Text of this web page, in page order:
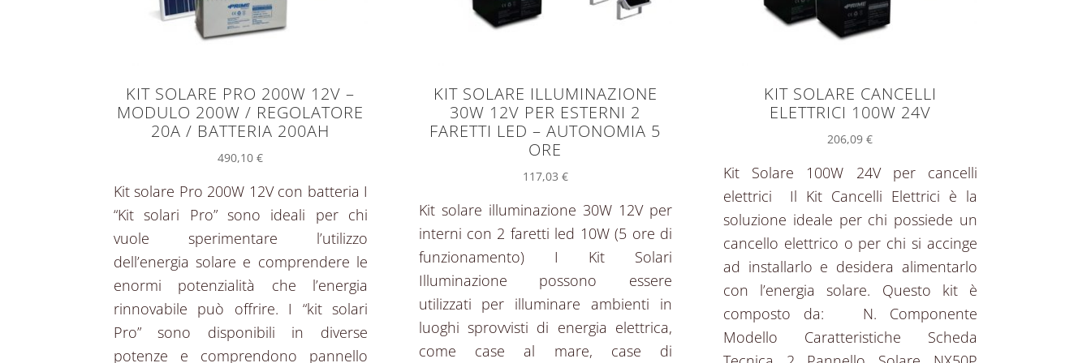
KIT SOLARE PRO 200W 12V –
MODULO 200W / REGOLATORE
20A / BATTERIA 200AH
490,10€
Kit solare Pro 200W 12V con batteria I
“Kit solari Pro” sono ideali per chi
vuole sperimentare l’utilizzo
dell’energia solare e comprendere le
enormi potenzialità che l’energia
rinnovabile può offrire. I “kit solari
Pro” sono disponibili in diverse
potenze e comprendono pannello
KIT SOLARE ILLUMINAZIONE
30W 12V PER ESTERNI 2
FARETTI LED – AUTONOMIA 5
ORE
117,03 €
Kit solare illuminazione 30W 12V per
interni con 2 faretti led 10W (5 ore di
funzionamento) I Kit Solari
Illuminazione possono essere
utilizzati per illuminare ambienti in
luoghi sprovvisti di energia elettrica,
come case al mare, case di
KIT SOLARE CANCELLI
ELETTRICI 100W 24V
206,09€
Kit Solare 100W 24V per cancelli
elettrici Il Kit Cancelli Elettrici è la
soluzione ideale per chi possiede un
cancello elettrico o per chi si accinge
ad installarlo e desidera alimentarlo
con l’energia solare. Questo kit è
composto da: N. Componente
Modello Caratteristiche Scheda